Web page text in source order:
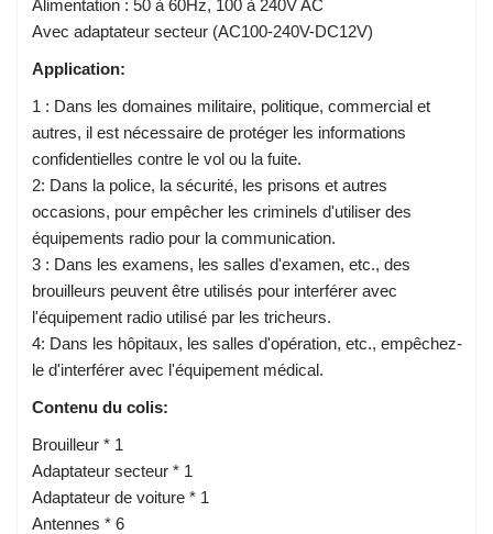
Alimentation : 50 à 60Hz, 100 à 240V AC
Avec adaptateur secteur (AC100-240V-DC12V)
Application:
1 : Dans les domaines militaire, politique, commercial et
autres, il est nécessaire de protéger les informations
confidentielles contre le vol ou la fuite.
2: Dans la police, la sécurité, les prisons et autres
occasions, pour empêcher les criminels d'utiliser des
équipements radio pour la communication.
3 : Dans les examens, les salles d'examen, etc., des
brouilleurs peuvent être utilisés pour interférer avec
l'équipement radio utilisé par les tricheurs.
4: Dans les hôpitaux, les salles d'opération, etc., empêchez-
le d'interférer avec l'équipement médical.
Contenu du colis:
Brouilleur * 1
Adaptateur secteur * 1
Adaptateur de voiture * 1
Antennes * 6